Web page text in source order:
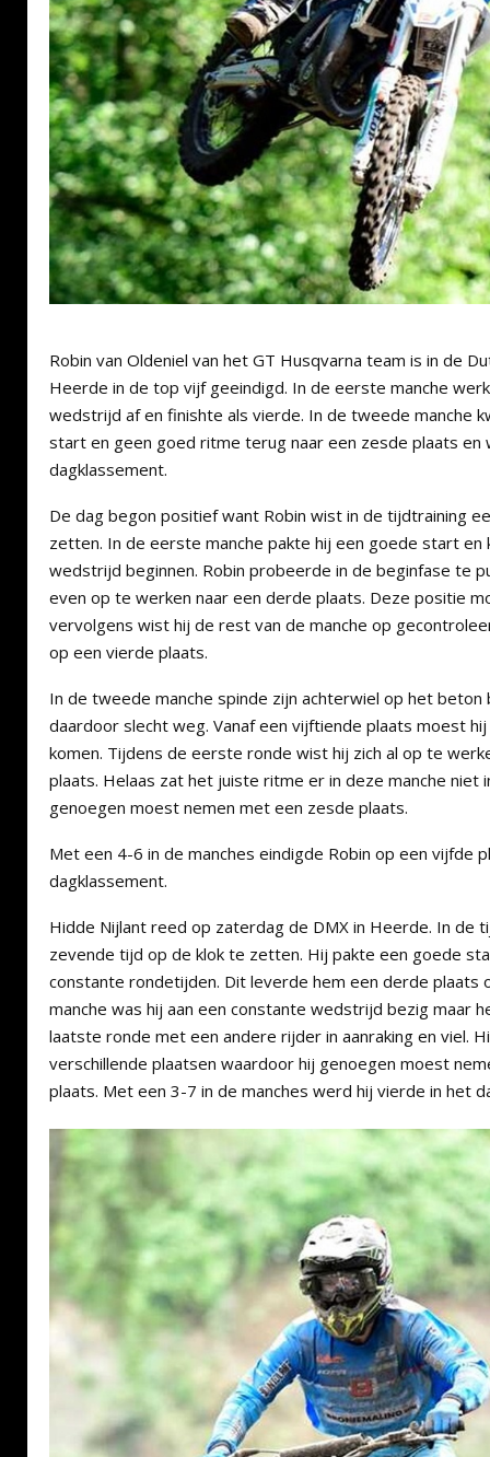
Robin van Oldeniel van het GT Husqvarna team is in de
Heerde in de top vijf geeindigd. In de eerste manche
wedstrijd af en finishte als vierde. In de tweede manche
start en geen goed ritme terug naar een zesde plaats en
dagklassement.
De dag begon positief want Robin wist in de tijdtraining
zetten. In de eerste manche pakte hij een goede start en
wedstrijd beginnen. Robin probeerde in de beginfase te
even op te werken naar een derde plaats. Deze positie
vervolgens wist hij de rest van de manche op
op een vierde plaats.
In de tweede manche spinde zijn achterwiel op het
daardoor slecht weg. Vanaf een vijftiende plaats moest
komen. Tijdens de eerste ronde wist hij zich al op te
plaats. Helaas zat het juiste ritme er in deze manche niet
genoegen moest nemen met een zesde plaats.
Met een 4-6 in de manches eindigde Robin op een vijfde
dagklassement.
Hidde Nijlant reed op zaterdag de DMX in Heerde. In de
zevende tijd op de klok te zetten. Hij pakte een goede
constante rondetijden. Dit leverde hem een derde plaats
manche was hij aan een constante wedstrijd bezig maar
laatste ronde met een andere rijder in aanraking en viel.
verschillende plaatsen waardoor hij genoegen moest
plaats. Met een 3-7 in de manches werd hij vierde in het